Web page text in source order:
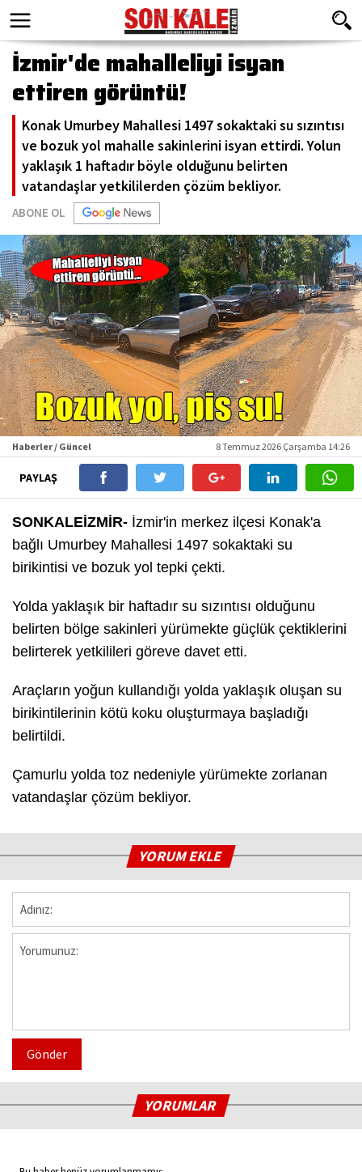
İzmir'de mahalleliyi isyan
ettiren görüntü!
Konak Umurbey Mahallesi 1497 sokaktaki su sızıntısı
ve bozuk yol mahalle sakinlerini isyan ettirdi. Yolun
yaklaşık 1 haftadır böyle olduğunu belirten
vatandaşlar yetkililerden çözüm bekliyor.
ABONE OL
Haberler / Güncel 8 Temmuz 2026 Çarşamba 14:26
PAYLAŞ
SONKALEİZMİR- İzmir'in merkez ilçesi Konak'a
bağlı Umurbey Mahallesi 1497 sokaktaki su
birikintisi ve bozuk yol tepki çekti.
Yolda yaklaşık bir haftadır su sızıntısı olduğunu
belirten bölge sakinleri yürümekte güçlük çektiklerini
belirterek yetkilileri göreve davet etti.
Araçların yoğun kullandığı yolda yaklaşık oluşan su
birikintilerinin kötü koku oluşturmaya başladığı
belirtildi.
Çamurlu yolda toz nedeniyle yürümekte zorlanan
vatandaşlar çözüm bekliyor.
YORUM EKLE
Gönder
YORUMLAR